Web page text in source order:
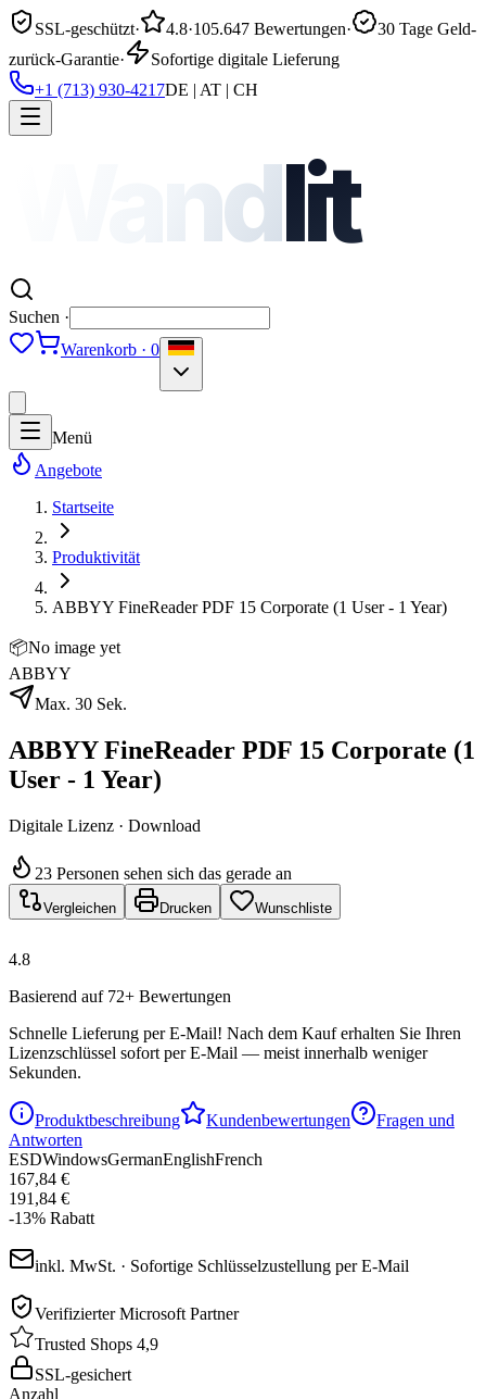
SSL-geschützt· 4.8·105.647 Bewertungen·
30 Tage Geld-
zurück-Garantie·
Sofortige digitale Lieferung
+1 (713) 930-4217DE | AT | CH
Wandlit
Suchen ·
Warenkorb · 0
Menü
Angebote
Startseite
Produktivität
ABBYY FineReader PDF 15 Corporate (1 User - 1 Year)
📦No image yet
ABBYY
Max. 30 Sek.
ABBYY FineReader PDF 15 Corporate (1
User - 1 Year)
Digitale Lizenz · Download
23 Personen sehen sich das gerade an
Vergleichen Drucken Wunschliste
4.8
Basierend auf 72+ Bewertungen
Schnelle Lieferung per E-Mail! Nach dem Kauf erhalten Sie Ihren
Lizenzschlüssel sofort per E-Mail — meist innerhalb weniger
Sekunden.
Produktbeschreibung Kundenbewertungen
Fragen und
Antworten
ESDWindowsGermanEnglishFrench
167,84 €
191,84 €
-13% Rabatt
inkl. MwSt. · Sofortige Schlüsselzustellung per E-Mail
Verifizierter Microsoft Partner
Trusted Shops 4,9
SSL-gesichert
Anzahl